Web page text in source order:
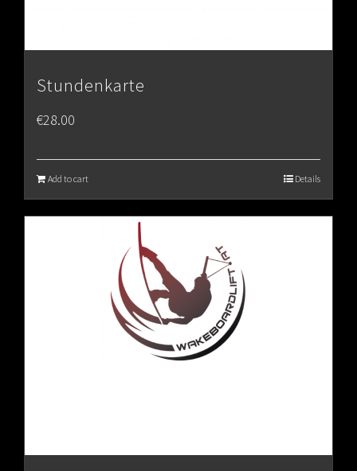
Stundenkarte
€28.00
Add to cart Details